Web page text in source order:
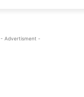
- Advertisment -